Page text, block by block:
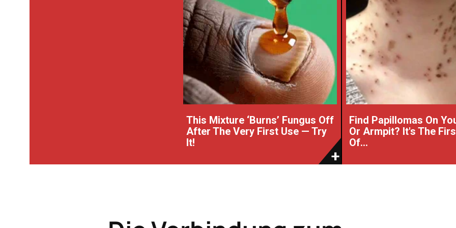
This Mixture ‘Burns’ Fungus Off
After The Very First Use — Try
It!
Find Papillomas On
Or Armpit? It's The
Of...